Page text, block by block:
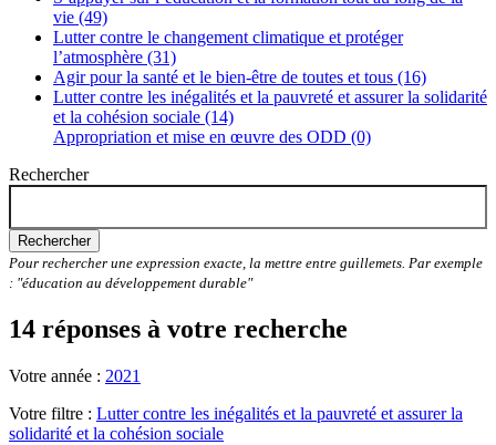
vie (49)
Lutter contre le changement climatique et protéger
l’atmosphère (31)
Agir pour la santé et le bien-être de toutes et tous (16)
Lutter contre les inégalités et la pauvreté et assurer la solidarité
et la cohésion sociale (14)
Appropriation et mise en œuvre des ODD (0)
Rechercher
Rechercher
Pour rechercher une expression exacte, la mettre entre guillemets. Par exemple
: "éducation au développement durable"
14 réponses à votre recherche
Votre année : 2021
Votre filtre : Lutter contre les inégalités et la pauvreté et assurer la
solidarité et la cohésion sociale